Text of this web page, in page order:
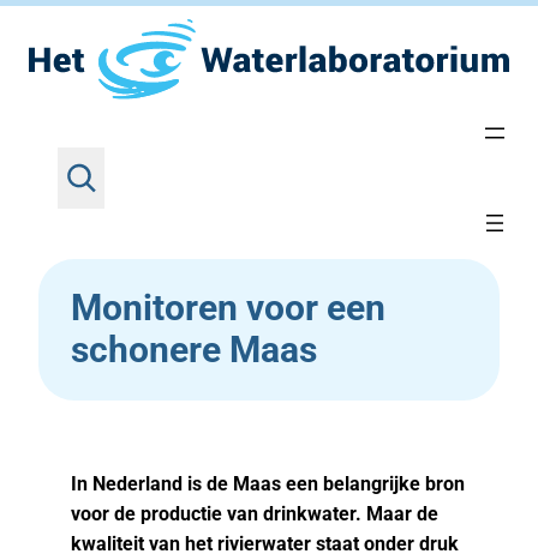
inhoud
Home•
Monitoren voor een
schonere Maas
In Nederland is de Maas een belangrijke bron
voor de productie van drinkwater. Maar de
kwaliteit van het rivierwater staat onder druk